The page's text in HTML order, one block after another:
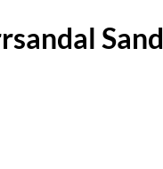
Sand